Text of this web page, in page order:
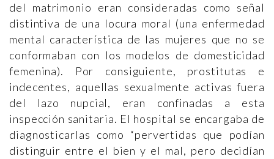
del matrimonio eran consideradas como señal
distintiva de una locura moral (una enfermedad
mental característica de las mujeres que no se
conformaban con los modelos de domesticidad
femenina). Por consiguiente, prostitutas e
indecentes, aquellas sexualmente activas fuera
del lazo nupcial, eran confinadas a esta
inspección sanitaria. El hospital se encargaba de
diagnosticarlas como “pervertidas que podían
distinguir entre el bien y el mal, pero decidían